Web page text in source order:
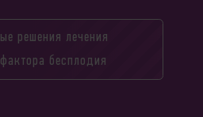
решения лечения
бесплодия